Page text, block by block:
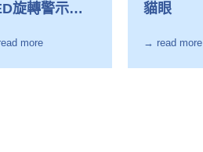
旋轉警示燈-
more
貓眼
→ read more